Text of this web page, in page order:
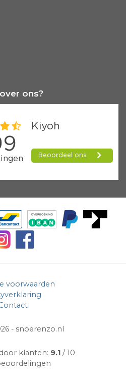
ons?
voorwaarden
- snoerenzo.nl
klanten: 9.1 / 10